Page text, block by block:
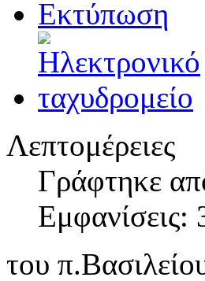
Λεπτομέρειες
Γράφτηκε
Εμφανίσεις:
του